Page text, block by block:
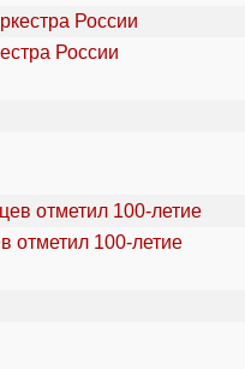
России
отметил 100-летие